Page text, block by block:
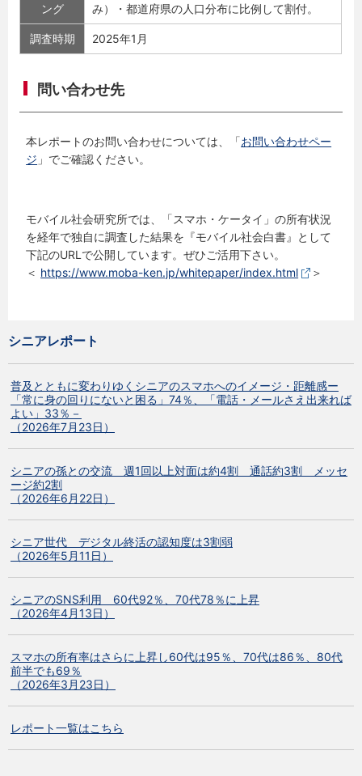
ング
み）・都道府県の人口分布に比例して割付。
調査時期 2025年1月
問い合わせ先
本レポートのお問い合わせについては、「お問い合わせペー
ジ 」でご確認ください。
モバイル社会研究所では、「スマホ・ケータイ」の所有状況
を経年で独自に調査した結果を『モバイル社会白書』として
下記のURLで公開しています。ぜひご活用下さい。
＜ https://www.moba-ken.jp/whitepaper/index.html ＞
シニアレポート
普及とともに変わりゆくシニアのスマホへのイメージ・距離感ー
「常に身の回りにないと困る」74％、「電話・メールさえ出来れば
よい」33％－
（2026年7月23日）
シニアの孫との交流 週1回以上対面は約4割 通話約3割 メッセ
ージ約2割
（2026年6月22日）
シニア世代 デジタル終活の認知度は3割弱
（2026年5月11日）
シニアのSNS利用 60代92％、70代78％に上昇
（2026年4月13日）
スマホの所有率はさらに上昇し60代は95％、70代は86％、80代
前半でも69％
（2026年3月23日）
レポート一覧はこちら